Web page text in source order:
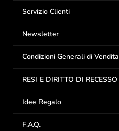
Servizio Clienti
Newsletter
Condizioni Generali di Vendita
RESI E DIRITTO DI RECESSO
Idee Regalo
F.A.Q.